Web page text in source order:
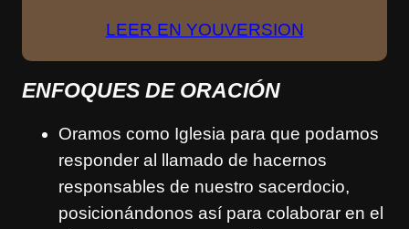
LEER EN YOUVERSION
ENFOQUES DE ORACIÓN
Oramos como Iglesia para que podamos
responder al llamado de hacernos
responsables de nuestro sacerdocio,
posicionándonos así para colaborar en el